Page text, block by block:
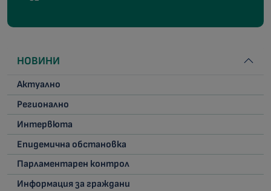
НОВИНИ
Актуално
Регионално
Интервюта
Епидемична обстановка
Парламентарен контрол
Информация за граждани